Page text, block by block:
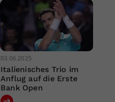
03.06.2025
Italienisches Trio im
Anflug auf die Erste
Bank Open